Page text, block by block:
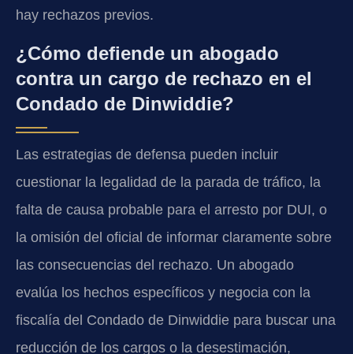
hay rechazos previos.
¿Cómo defiende un abogado
contra un cargo de rechazo en el
Condado de Dinwiddie?
Las estrategias de defensa pueden incluir
cuestionar la legalidad de la parada de tráfico, la
falta de causa probable para el arresto por DUI, o
la omisión del oficial de informar claramente sobre
las consecuencias del rechazo. Un abogado
evalúa los hechos específicos y negocia con la
fiscalía del Condado de Dinwiddie para buscar una
reducción de los cargos o la desestimación,